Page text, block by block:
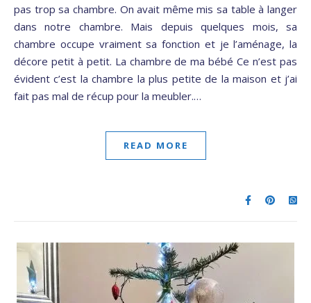
pas trop sa chambre. On avait même mis sa table à langer
dans notre chambre. Mais depuis quelques mois, sa
chambre occupe vraiment sa fonction et je l’aménage, la
décore petit à petit. La chambre de ma bébé Ce n’est pas
évident c’est la chambre la plus petite de la maison et j’ai
fait pas mal de récup pour la meubler.…
READ MORE